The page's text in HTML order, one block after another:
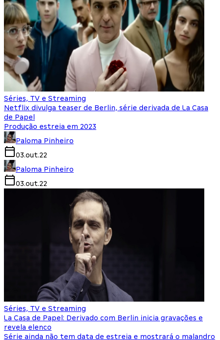
Séries, TV e Streaming
Netflix divulga teaser de Berlin, série derivada de La Casa
de Papel
Produção estreia em 2023
Paloma Pinheiro
03.out.22
Paloma Pinheiro
03.out.22
Séries, TV e Streaming
La Casa de Papel: Derivado com Berlin inicia gravações e
revela elenco
Série ainda não tem data de estreia e mostrará o malandro